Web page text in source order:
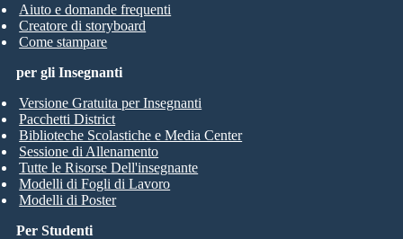
Aiuto e domande frequenti
Creatore di storyboard
Come stampare
Per Studenti
per gli Insegnanti
Versione Gratuita per Insegnanti
Pacchetti District
Biblioteche Scolastiche e Media Center
Sessione di Allenamento
Tutte le Risorse Dell'insegnante
Modelli di Fogli di Lavoro
Modelli di Poster